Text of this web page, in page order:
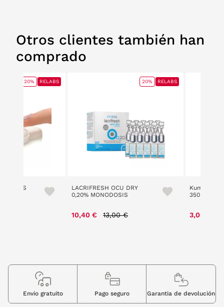
Otros clientes también han
comprado
20% RELABS
LACRIFRESH OCU DRY
0,20% MONODOSIS
10,40 € 13,00 €
20% RELABS
Kumer
350ML
3,00 €
Envio gratuito Pago seguro Garantia de devolución